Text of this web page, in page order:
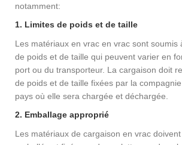
notamment:
1. Limites de poids et de taille
Les matériaux en vrac en vrac sont soumis
de poids et de taille qui peuvent varier en
port ou du transporteur. La cargaison doit
de poids et de taille fixées par la
pays où elle sera chargée et déchargée.
2. Emballage approprié
Les matériaux de cargaison en vrac